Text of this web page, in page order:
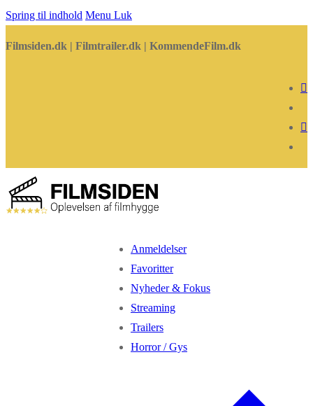
Spring til indhold Menu Luk
Filmsiden.dk | Filmtrailer.dk | KommendeFilm.dk
Anmeldelser
Favoritter
Nyheder & Fokus
Streaming
Trailers
Horror / Gys